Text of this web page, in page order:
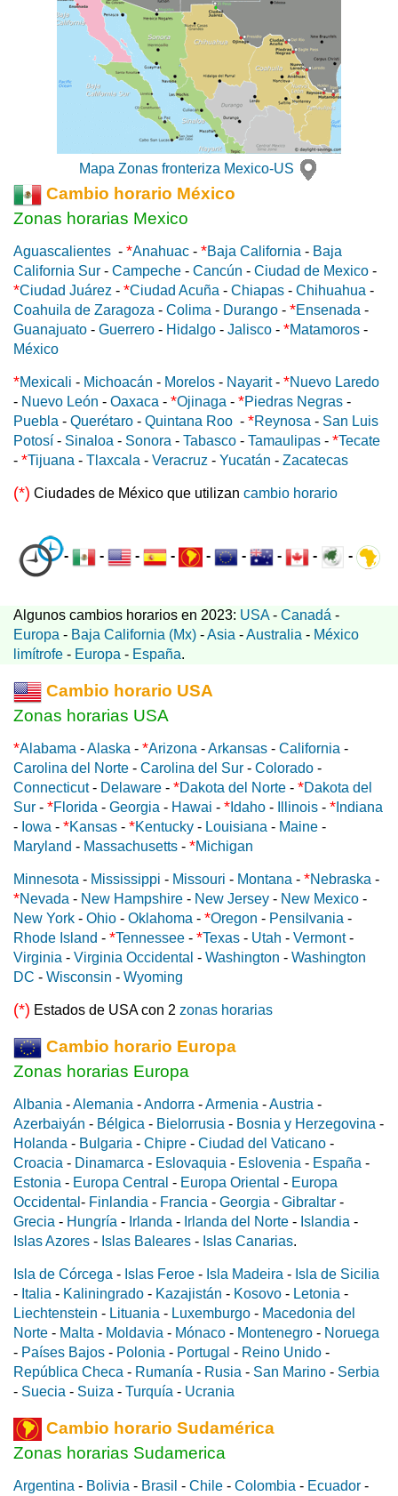
Mapa Zonas fronteriza Mexico-US
Cambio horario México
Zonas horarias Mexico
Aguascalientes - *Anahuac - *Baja California - Baja
California Sur - Campeche - Cancún - Ciudad de Mexico -
*Ciudad Juárez - *Ciudad Acuña - Chiapas - Chihuahua -
Coahuila de Zaragoza - Colima - Durango - *Ensenada -
Guanajuato - Guerrero - Hidalgo - Jalisco - *Matamoros -
México
*Mexicali - Michoacán - Morelos - Nayarit- *Nuevo Laredo
- Nuevo León - Oaxaca - *Ojinaga - *Piedras Negras -
Puebla - Querétaro - Quintana Roo - *Reynosa - San Luis
Potosí - Sinaloa - Sonora - Tabasco - Tamaulipas - *Tecate
- *Tijuana - Tlaxcala - Veracruz - Yucatán - Zacatecas
(*) Ciudades de México que utilizan cambio horario
- - - - - - - - -
Algunos cambios horarios en 2023: USA- Canadá -
Europa - Baja California (Mx) -Asia -Australia - México
limítrofe - Europa - España.
Cambio horario USA
Zonas horarias USA
*Alabama -Alaska - *Arizona -Arkansas - California -
Carolina del Norte - Carolina del Sur - Colorado -
Connecticut- Delaware - *Dakota del Norte - *Dakota del
Sur - *Florida - Georgia - Hawai - * Idaho - Illinois - * Indiana
- Iowa - *Kansas - *Kentucky - Louisiana - Maine -
Maryland - Massachusetts - *Michigan
Minnesota - Mississippi - Missouri - Montana - *Nebraska -
*Nevada - New Hampshire - New Jersey - New Mexico -
New York - Ohio - Oklahoma - *Oregon - Pensilvania -
Rhode Island - *Tennessee - *Texas - Utah - Vermont-
Virginia - Virginia Occidental - Washington - Washington
DC - Wisconsin - Wyoming
(*) Estados de USA con 2 zonas horarias
Cambio horario Europa
Zonas horarias Europa
Albania -Alemania -Andorra -Armenia -Austria -
Azerbaiyán - Bélgica - Bielorrusia - Bosnia y Herzegovina -
Holanda - Bulgaria - Chipre - Ciudad del Vaticano -
Croacia - Dinamarca - Eslovaquia - Eslovenia - España -
Estonia - Europa Central - Europa Oriental - Europa
Occidental - Finlandia - Francia - Georgia - Gibraltar -
Grecia - Hungría - Irlanda - Irlanda del Norte - Islandia -
Islas Azores - Islas Baleares - Islas Canarias.
Isla de Córcega - Islas Feroe - Isla Madeira - Isla de Sicilia
- Italia - Kaliningrado - Kazajistán - Kosovo - Letonia -
Liechtenstein - Lituania - Luxemburgo - Macedonia del
Norte - Malta - Moldavia - Mónaco - Montenegro - Noruega
- Países Bajos - Polonia - Portugal - Reino Unido -
República Checa - Rumanía - Rusia - San Marino - Serbia
- Suecia - Suiza - Turquía - Ucrania
Cambio horario Sudamérica
Zonas horarias Sudamerica
Argentina - Bolivia - Brasil - Chile - Colombia - Ecuador -